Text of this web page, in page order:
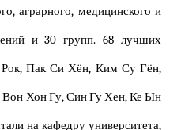
аграрного, медицинского и
и 30 групп. 68 лучших
Пак Си Хён, Ким Су Гён,
Хон Гу, Син Гу Хен, Ке Ын
на кафедру университета,